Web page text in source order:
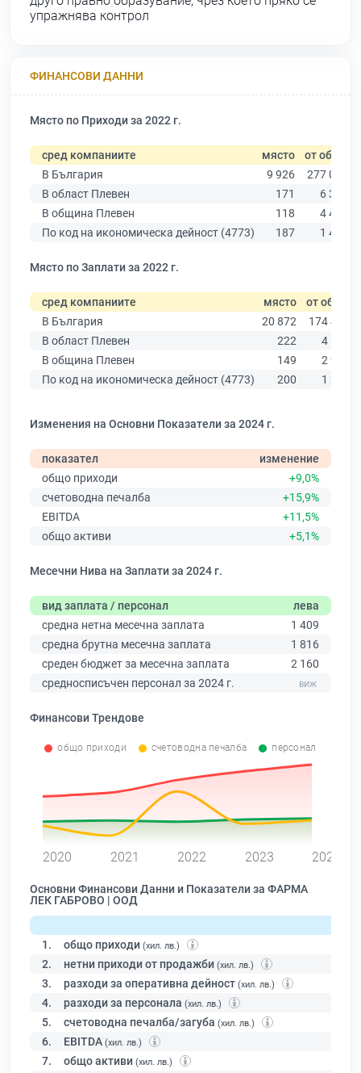
упражнява контрол
ФИНАНСОВИ ДАННИ
Място по Приходи за 2022 г.
сред компаниите място от общо
В България
9 926
277 019
В област Плевен
171
6 347
В община Плевен
118
4 459
По код на икономическа дейност (4773)
187 1 427
Място по Заплати за 2022 г.
сред компаниите място от общо
В България
20 872
174 403
В област Плевен
222
4 191
В община Плевен
149
2 923
По код на икономическа дейност (4773)
200 1 231
Изменения на Основни Показатели за 2024 г.
показател
изменение
общо приходи
+9,0%
счетоводна печалба
+15,9%
EBITDA
+11,5%
общо активи
+5,1%
Месечни Нива на Заплати за 2024 г.
вид заплата / персонал
лева
средна нетна месечна заплата
1 409
средна брутна месечна заплата
1 816
среден бюджет за месечна заплата
2 160
средносписъчен персонал за 2024 г.
Финансови Трендове
общо приходи счетоводна печалба персонал
2020 2021 2022 2023 2024
Основни Финансови Данни и Показатели за ФАРМА
ЛЕК ГАБРОВО | ООД
1. общо приходи (хил. лв.)
2. нетни приходи от продажби (хил. лв.)
3. разходи за оперативна дейност (хил. лв.)
4. разходи за персонала (хил. лв.)
5. счетоводна печалба/загуба (хил. лв.)
6. EBITDA (хил. лв.)
7. общо активи (хил. лв.)